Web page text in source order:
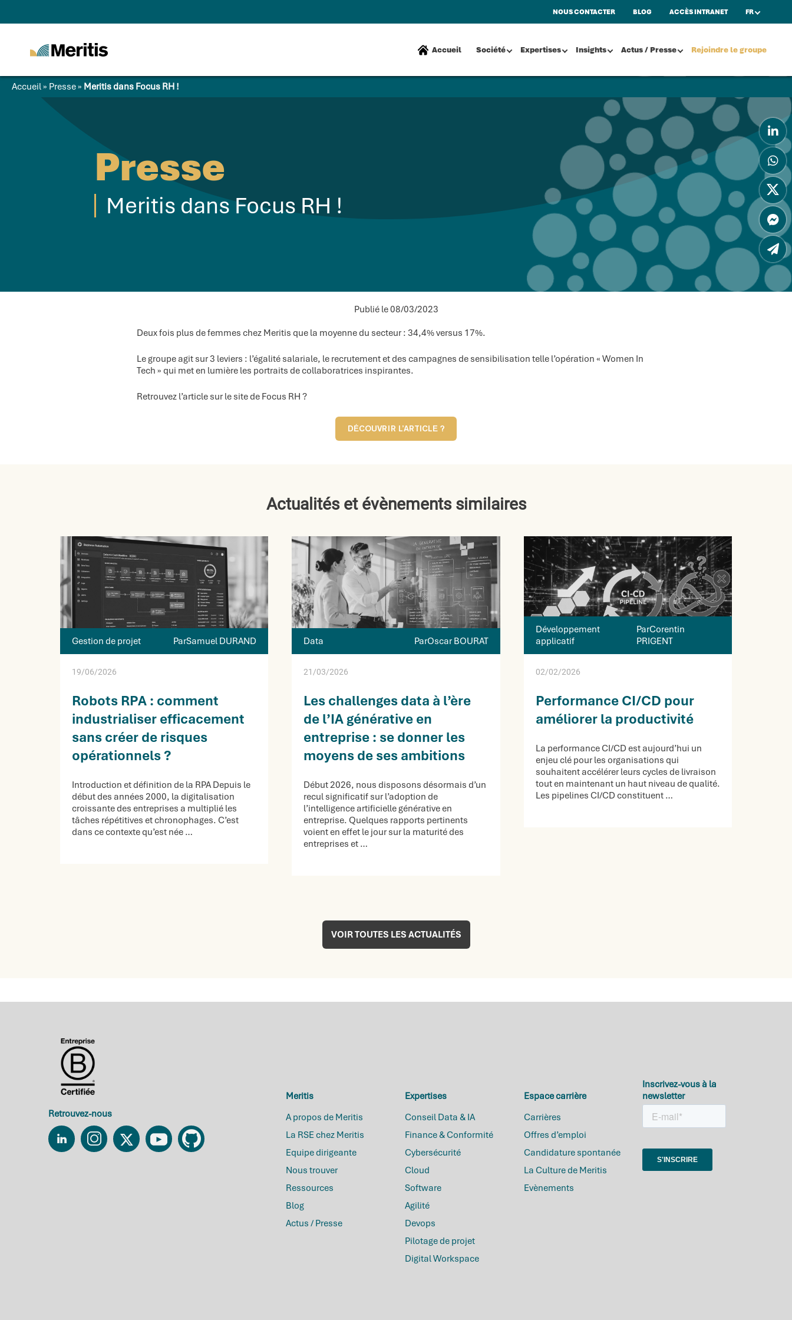
NOUS CONTACTER BLOG ACCÈS INTRANET FR
tech world
Accueil Société Expertises Insights Actus / Presse Rejoindre le groupe
Accueil» Presse» Meritis dans Focus RH !
Presse
Meritis dans Focus RH !
Publié le 08/03/2023
Deux fois plus de femmes chez Meritis que la moyenne du secteur : 34,4% versus 17%.
Le groupe agit sur 3 leviers : l’égalité salariale, le recrutement et des campagnes de sensibilisation telle l’opération « Women In
Tech » qui met en lumière les portraits de collaboratrices inspirantes.
Retrouvez l’article sur le site de Focus RH ?​
DÉCOUVRIR L’ARTICLE ?​
Actualités et évènements similaires
Gestion de projet ParSamuel DURAND
19/06/2026
Robots RPA : comment
industrialiser efficacement
sans créer de risques
opérationnels ?
Introduction et définition de la RPA Depuis le
début des années 2000, la digitalisation
croissante des entreprises a multiplié les
tâches répétitives et chronophages. C’est
dans ce contexte qu’est née …
Data ParOscar BOURAT
21/03/2026
Les challenges data à l’ère
de l’IA générative en
entreprise : se donner les
moyens de ses ambitions
Début 2026, nous disposons désormais d’un
recul significatif sur l’adoption de
l’intelligence artificielle générative en
entreprise. Quelques rapports pertinents
voient en effet le jour sur la maturité des
entreprises et …
Développement
applicatif
ParCorentin
PRIGENT
02/02/2026
Performance CI/CD pour
améliorer la productivité
La performance CI/CD est aujourd’hui un
enjeu clé pour les organisations qui
souhaitent accélérer leurs cycles de livraison
tout en maintenant un haut niveau de qualité.
Les pipelines CI/CD constituent …
VOIR TOUTES LES ACTUALITÉS
Retrouvez-nous
LinkedinInstagramTwitter YouTube Github
Meritis
A propos de Meritis
La RSE chez Meritis
Equipe dirigeante
Nous trouver
Ressources
Blog
Actus / Presse
Expertises
Conseil Data & IA
Finance & Conformité
Cybersécurité
Cloud
Software
Agilité
Devops
Pilotage de projet
Digital Workspace
Espace carrière
Carrières
Offres d’emploi
Candidature spontanée
La Culture de Meritis
Evènements
Inscrivez-vous à la
newsletter